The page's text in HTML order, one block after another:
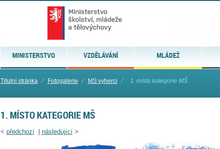
MINISTERSTVO VZDĚLÁVÁNÍ MLÁDEŽ
Titulní stránka ⁄ Fotogalerie ⁄ MS vyherci ⁄ 1. místo kategorie MŠ
1. MÍSTO KATEGORIE MŠ
< předchozí| následující>